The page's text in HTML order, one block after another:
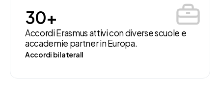
30+
Accordi Erasmus attivi con diverse scuole e
accademie partner in Europa.
Accordi bilateralI